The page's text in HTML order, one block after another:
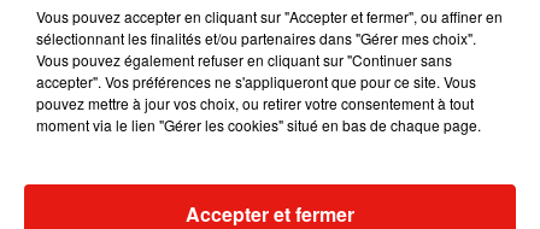
fans devront attendre le vendredi suivant pour connaître le
successeur de Naoil.
Vous pouvez accepter en cliquant sur "Accepter et fermer", ou affiner en
sélectionnant les finalités et/ou partenaires dans "Gérer mes choix".
Vous pouvez également refuser en cliquant sur "Continuer sans
accepter". Vos préférences ne s'appliqueront que pour ce site. Vous
pouvez mettre à jour vos choix, ou retirer votre consentement à tout
moment via le lien "Gérer les cookies" situé en bas de chaque page.
Accepter et fermer